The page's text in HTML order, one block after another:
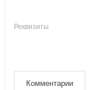
Реквизиты
Комментарии